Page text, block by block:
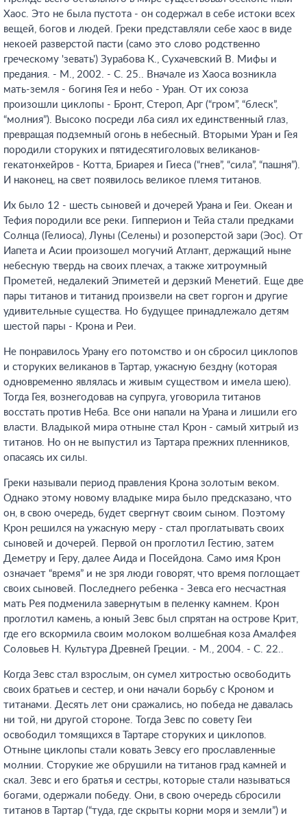
Хаос. Это не была пустота - он содержал в себе истоки всех
вещей, богов и людей. Греки представляли себе хаос в виде
некоей разверстой пасти (само это слово родственно
греческому 'зевать') Зурабова К., Сухачевский В. Мифы и
предания. - М., 2002. - С. 25.. Вначале из Хаоса возникла
мать-земля - богиня Гея и небо - Уран. От их союза
произошли циклопы - Бронт, Стероп, Арг (“гром”, “блеск”,
“молния”). Высоко посреди лба сиял их единственный глаз,
превращая подземный огонь в небесный. Вторыми Уран и Гея
породили сторуких и пятидесятиголовых великанов-
гекатонхейров - Котта, Бриарея и Гиеса (“гнев”, “сила”, “пашня”).
И наконец, на свет появилось великое племя титанов.
Их было 12 - шесть сыновей и дочерей Урана и Геи. Океан и
Тефия породили все реки. Гипперион и Тейа стали предками
Солнца (Гелиоса), Луны (Селены) и розоперстой зари (Эос). От
Иапета и Асии произошел могучий Атлант, держащий ныне
небесную твердь на своих плечах, а также хитроумный
Прометей, недалекий Эпиметей и дерзкий Менетий. Еще две
пары титанов и титанид произвели на свет горгон и другие
удивительные существа. Но будущее принадлежало детям
шестой пары - Крона и Реи.
Не понравилось Урану его потомство и он сбросил циклопов
и сторуких великанов в Тартар, ужасную бездну (которая
одновременно являлась и живым существом и имела шею).
Тогда Гея, вознегодовав на супруга, уговорила титанов
восстать против Неба. Все они напали на Урана и лишили его
власти. Владыкой мира отныне стал Крон - самый хитрый из
титанов. Но он не выпустил из Тартара прежних пленников,
опасаясь их силы.
Греки называли период правления Крона золотым веком.
Однако этому новому владыке мира было предсказано, что
он, в свою очередь, будет свергнут своим сыном. Поэтому
Крон решился на ужасную меру - стал проглатывать своих
сыновей и дочерей. Первой он проглотил Гестию, затем
Деметру и Геру, далее Аида и Посейдона. Само имя Крон
означает “время” и не зря люди говорят, что время поглощает
своих сыновей. Последнего ребенка - Зевса его несчастная
мать Рея подменила завернутым в пеленку камнем. Крон
проглотил камень, а юный Зевс был спрятан на острове Крит,
где его вскормила своим молоком волшебная коза Амалфея
Соловьев Н. Культура Древней Греции. - М., 2004. - С. 22..
Когда Зевс стал взрослым, он сумел хитростью освободить
своих братьев и сестер, и они начали борьбу с Кроном и
титанами. Десять лет они сражались, но победа не давалась
ни той, ни другой стороне. Тогда Зевс по совету Геи
освободил томящихся в Тартаре сторуких и циклопов.
Отныне циклопы стали ковать Зевсу его прославленные
молнии. Сторукие же обрушили на титанов град камней и
скал. Зевс и его братья и сестры, которые стали называться
богами, одержали победу. Они, в свою очередь сбросили
титанов в Тартар (“туда, где скрыты корни моря и земли”) и